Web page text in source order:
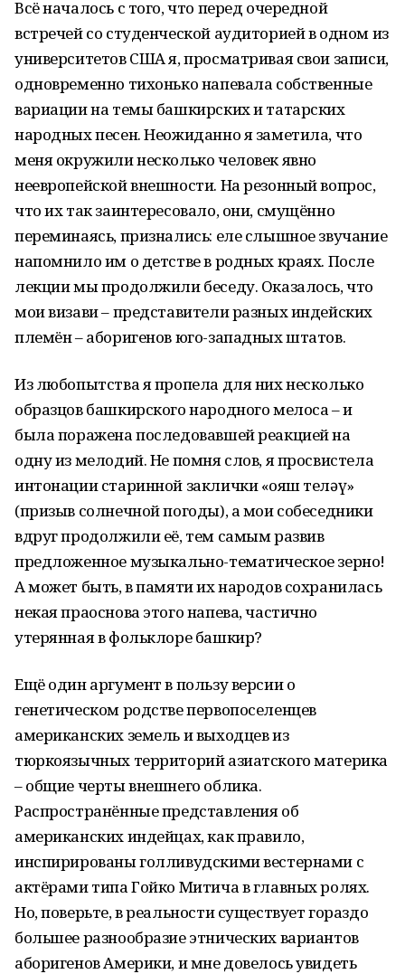
Всё началось с того, что перед очередной
встречей со студенческой аудиторией в одном из
университетов США я, просматривая свои записи,
одновременно тихонько напевала собственные
вариации на темы башкирских и татарских
народных песен. Неожиданно я заметила, что
меня окружили несколько человек явно
неевропейской внешности. На резонный вопрос,
что их так заинтересовало, они, смущённо
переминаясь, признались: еле слышное звучание
напомнило им о детстве в родных краях. После
лекции мы продолжили беседу. Оказалось, что
мои визави – представители разных индейских
племён – аборигенов юго-западных штатов.
Из любопытства я пропела для них несколько
образцов башкирского народного мелоса – и
была поражена последовавшей реакцией на
одну из мелодий. Не помня слов, я просвистела
интонации старинной заклички «Ҡояш теләү»
(призыв солнечной погоды), а мои собеседники
вдруг продолжили её, тем самым развив
предложенное музыкально-тематическое зерно!
А может быть, в памяти их народов сохранилась
некая праоснова этого напева, частично
утерянная в фольклоре башкир?
Ещё один аргумент в пользу версии о
генетическом родстве первопоселенцев
американских земель и выходцев из
тюркоязычных территорий азиатского материка
– общие черты внешнего облика.
Распространённые представления об
американских индейцах, как правило,
инспирированы голливудскими вестернами с
актёрами типа Гойко Митича в главных ролях.
Но, поверьте, в реальности существует гораздо
большее разнообразие этнических вариантов
аборигенов Америки, и мне довелось увидеть